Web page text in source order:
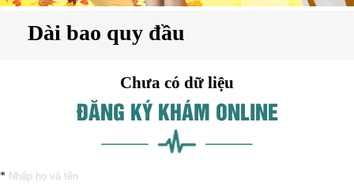
Dài bao quy đầu
Chưa có dữ liệu
ĐĂNG KÝ KHÁM ONLINE
*